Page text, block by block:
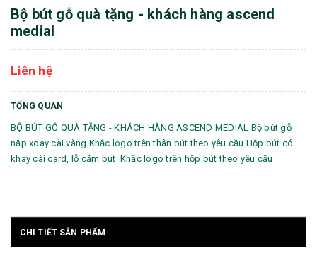
Bộ bút gỗ quà tặng - khách hàng ascend
medial
Liên hệ
TỔNG QUAN
BỘ BÚT GỖ QUÀ TẶNG - KHÁCH HÀNG ASCEND MEDIAL Bộ bút gỗ
nắp xoay cài vàng Khắc logo trên thân bút theo yêu cầu Hộp bút có
khay cài card, lỗ cắm bút Khắc logo trên hộp bút theo yêu cầu
CHI TIẾT SẢN PHẨM